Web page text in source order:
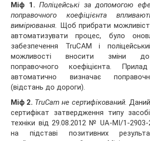
Міф 1. Поліцейські за допомогою
поправочного коефіцієнта
вимірювання. Щоб прибрати
автоматизувати процес, було
забезпечення TruCAM і
можливості вносити зміни до
поправочного коефіцієнта.
автоматично визначає
(відстань до дороги).
Міф 2. TruCam не сертифікований.
сертифікат затвердження типу
техніки від 29.08.2012 № UA-MI/1-2903-
на підставі позитивних